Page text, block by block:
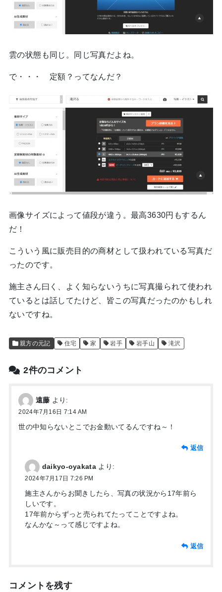
雲の状態も同じ。同じ写真だよね。
で・・・ 定額？ってなんだ？
画像サイズによって値段が違う。最高3630円もするん
だ！
こういう風に販売目的の商材として扱われている写真だ
ったのです。
施主さん曰く、よく知らないうちに写真撮られて使われ
ているとは話してたけど、皆この写真だったのかもしれ
ないですね。
親方の元記 住宅 家 岩手 岩手山 滝沢
2件のコメント
遠藤 より:
2024年7月16日 7:14 AM
世の中知らないとこでお金動いてるんですね～！
返信
daikyo-oyakata より:
2024年7月17日 7:26 PM
施主さんからお聞きしたら、写真の状況から17年前ら
しいです。
17年前からずっと売られてたってことですよね。
なんかな～って感じですよね。
返信
コメントを残す